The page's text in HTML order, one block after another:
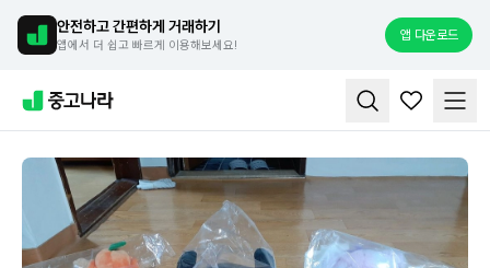
안전하고 간편하게 거래하기
앱에서 더 쉽고 빠르게 이용해보세요!
앱 다운로드